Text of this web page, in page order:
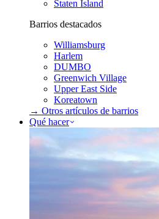
Staten Island
Barrios destacados
Williamsburg
Harlem
DUMBO
Greenwich Village
Upper East Side
Koreatown
→ Otros artículos de barrios
Qué hacer